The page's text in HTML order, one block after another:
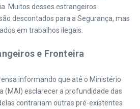
Muitos desses estrangeiros
descontados para a Segurança, mas
em trabalhos ilegais.
e Fronteira
informando que até o Ministério
(MAI) esclarecer a profundidade das
contrariam outras pré-existentes